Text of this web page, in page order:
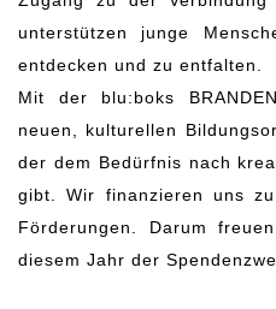
unterstützen junge
entdecken und zu entfalten.
Mit der blu:boks
neuen, kulturellen
der dem Bedürfnis nach
gibt. Wir finanzieren uns
Förderungen. Darum
diesem Jahr der